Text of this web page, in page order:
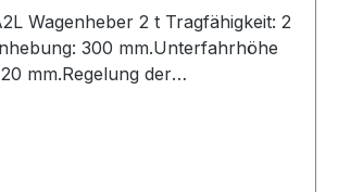
2 t Tragfähigkeit: 2
300 mm.Unterfahrhöhe
mm.Regelung der